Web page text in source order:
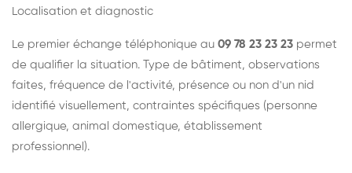
Localisation et diagnostic
Le premier échange téléphonique au 09 78 23 23 23 permet
de qualifier la situation. Type de bâtiment, observations
faites, fréquence de l'activité, présence ou non d'un nid
identifié visuellement, contraintes spécifiques (personne
allergique, animal domestique, établissement
professionnel).